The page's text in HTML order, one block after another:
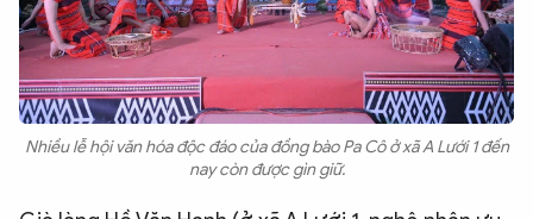
Nhiều lễ hội văn hóa độc đáo của đồng bào Pa Cô ở xã A Lưới 1 đến
nay còn được gìn giữ.